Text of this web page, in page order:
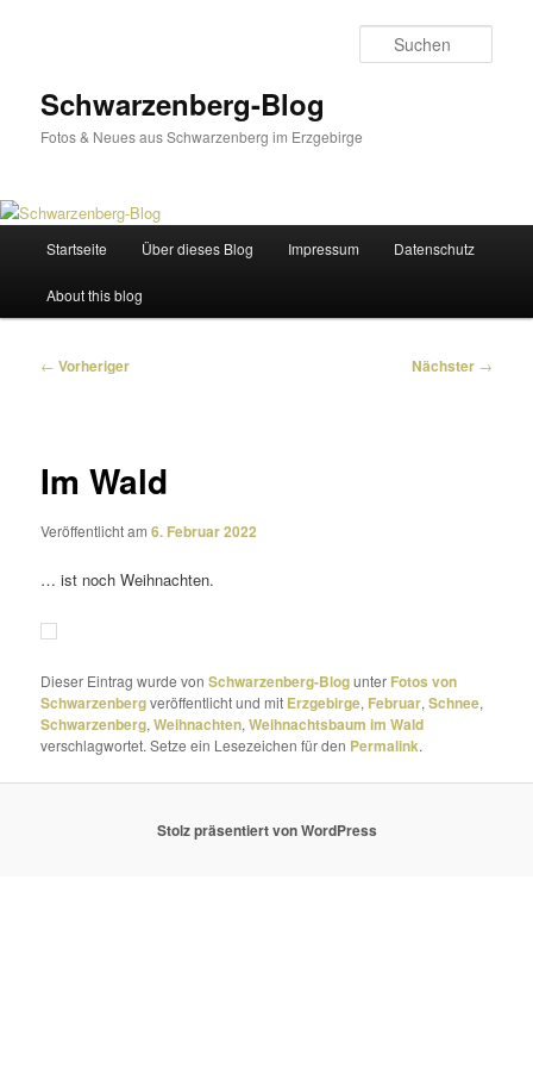
Schwarzenberg-Blog
Fotos & Neues aus Schwarzenberg im Erzgebirge
Startseite Über dieses Blog Impressum Datenschutz
About this blog
Beitragsnavigation
← Vorheriger Nächster →
Im Wald
Veröffentlicht am6. Februar 2022
… ist noch Weihnachten.
Dieser Eintrag wurde vonSchwarzenberg-Blogunter Fotos von
Schwarzenbergveröffentlicht und mit Erzgebirge, Februar,Schnee,
Schwarzenberg,Weihnachten,Weihnachtsbaum im Wald
verschlagwortet. Setze ein Lesezeichen für den Permalink.
Stolz präsentiert von WordPress